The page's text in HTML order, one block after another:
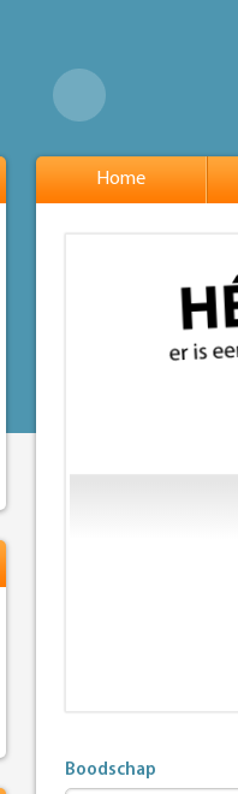
Home
Boodschap